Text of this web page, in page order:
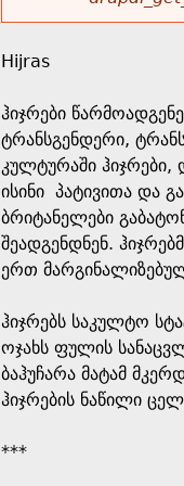
r
s
e
h
e
r
e
r
m
e
s
s
a
Hijras
ჰიჯრები
ტრანსგენდერი,
კულტურაში ჰიჯრები,
ისინი პატივითა და
ბრიტანელები
შეადგენდნენ.
ერთ
ჰიჯრებს საკულტო
ოჯახს ფულის
ბაჰუჩარა მატამ
ჰიჯრების ნაწილი
***